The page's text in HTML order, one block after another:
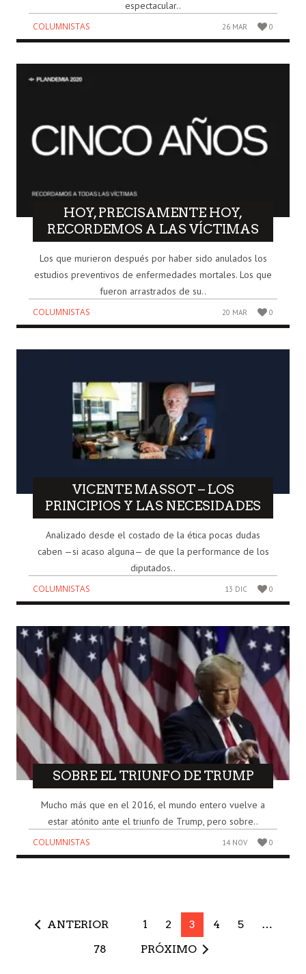
espectacular..
COLUMNISTAS 26 MAR 0
HOY, PRECISAMENTE HOY,
RECORDEMOS A LAS VÍCTIMAS
Los que murieron después por haber sido anulados los
estudios preventivos de enfermedades mortales. Los que
fueron arrastrados de su..
COLUMNISTAS 20 MAR 0
VICENTE MASSOT – LOS
PRINCIPIOS Y LAS NECESIDADES
Analizado desde el costado de la ética pocas dudas
caben —si acaso alguna— de que la performance de los
diputados..
COLUMNISTAS 13 DIC 0
SOBRE EL TRIUNFO DE TRUMP
Mucho más que en el 2016, el mundo entero vuelve a
estar atónito ante el triunfo de Trump, pero sobre..
COLUMNISTAS 14 NOV 0
ANTERIOR 1 2 3 4 5
…
78
PRÓXIMO